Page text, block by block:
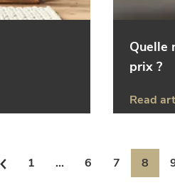
Quelle
prix ?
Read
1 ... 6 7 8